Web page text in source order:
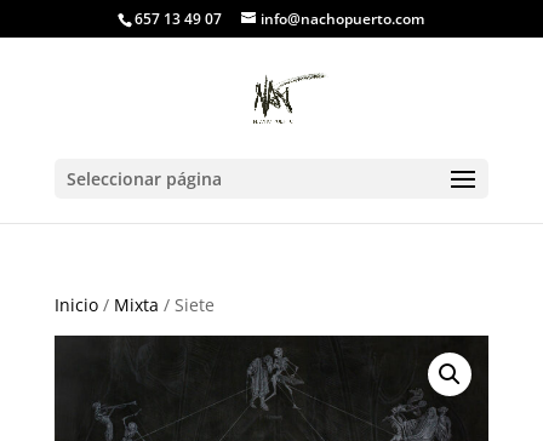
657 13 49 07 info@nachopuerto.com
Seleccionar página
Inicio/ Mixta / Siete